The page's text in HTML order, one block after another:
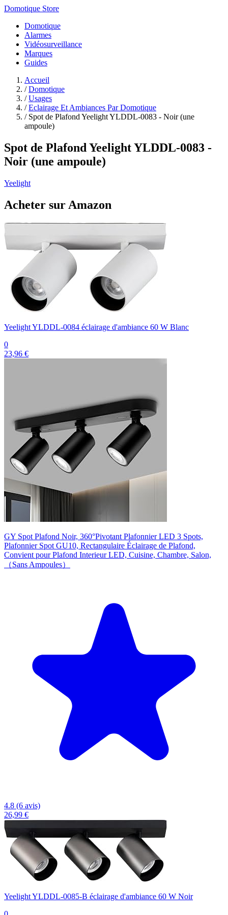
Domotique Store
Domotique
Alarmes
Vidéosurveillance
Marques
Guides
Accueil
/ Domotique
/ Usages
/ Eclairage Et Ambiances Par Domotique
/ Spot de Plafond Yeelight YLDDL-0083 - Noir (une
ampoule)
Spot de Plafond Yeelight YLDDL-0083 -
Noir (une ampoule)
Yeelight
Acheter sur Amazon
Yeelight YLDDL-0084 éclairage d'ambiance 60 W Blanc
0
23,96 €
GY Spot Plafond Noir, 360°Pivotant Plafonnier LED 3 Spots,
Plafonnier Spot GU10, Rectangulaire Éclairage de Plafond,
Convient pour Plafond Interieur LED, Cuisine, Chambre, Salon,
（Sans Ampoules）
4.8 (6 avis)
26,99 €
Yeelight YLDDL-0085-B éclairage d'ambiance 60 W Noir